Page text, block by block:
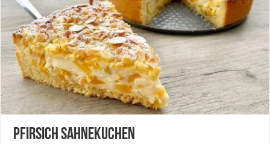
Pfirsich Sahnekuchen